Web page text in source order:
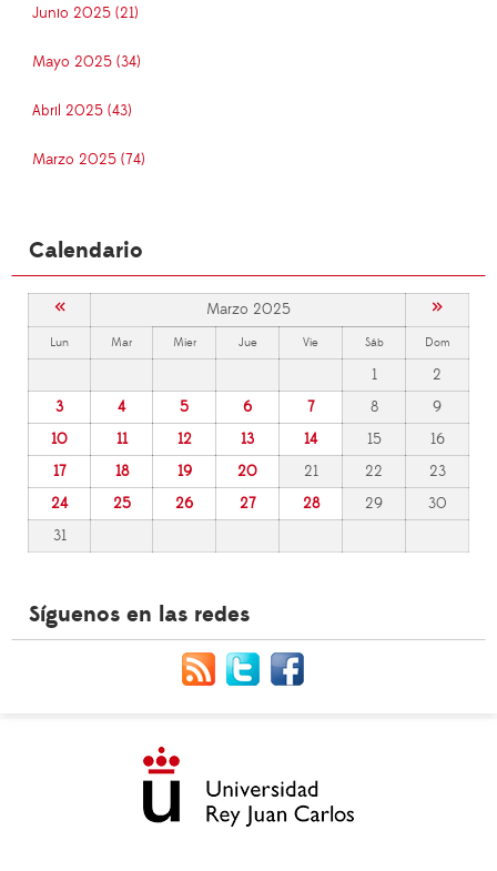
Junio 2025 (21)
Mayo 2025 (34)
Abril 2025 (43)
Marzo 2025 (74)
Calendario
« Marzo 2025 »
Lun Mar Mier Jue Vie Sáb Dom
1
2
3
4 5 6 7 8
9
10
11 12 13 14 15
16
17
18 19 20 21 22
23
24
25 26 27 28 29
30
31
Síguenos en las redes